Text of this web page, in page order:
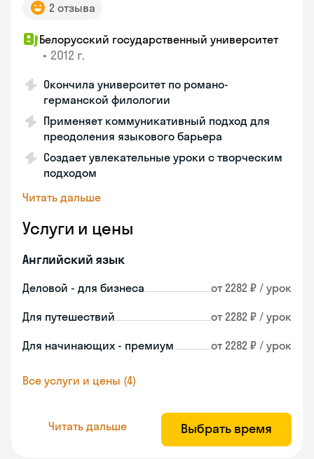
2 отзыва
Белорусский государственный университет
• 2012 г.
Окончила университет по романо-
германской филологии
Применяет коммуникативный подход для
преодоления языкового барьера
Создает увлекательные уроки с творческим
подходом
Читать дальше
Услуги и цены
Английский язык
Деловой - для бизнеса от 2282 ₽ / урок
Для путешествий от 2282 ₽ / урок
Для начинающих - премиум от 2282 ₽ / урок
Все услуги и цены (4)
Читать дальше Выбрать время